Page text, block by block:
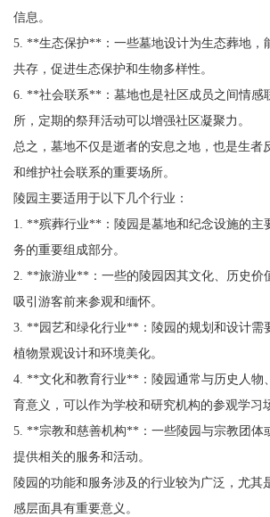
信息。
5. **生态保护**：一些墓地设计为生态葬地，
共存，促进生态保护和生物多样性。
6. **社会联系**：墓地也是社区成员之间情感
所，定期的祭拜活动可以增强社区凝聚力。
总之，墓地不仅是逝者的安息之地，也是生者
和维护社会联系的重要场所。
陵园主要适用于以下几个行业：
1. **殡葬行业**：陵园是墓地和纪念设施的主
务的重要组成部分。
2. **旅游业**：一些的陵园因其文化、历史价
吸引游客前来参观和缅怀。
3. **园艺和绿化行业**：陵园的规划和设计需
植物景观设计和环境美化。
4. **文化和教育行业**：陵园通常与历史人物
育意义，可以作为学校和研究机构的参观学习
5. **宗教和慈善机构**：一些陵园与宗教团体
提供相关的服务和活动。
陵园的功能和服务涉及的行业较为广泛，尤其
感层面具有重要意义。